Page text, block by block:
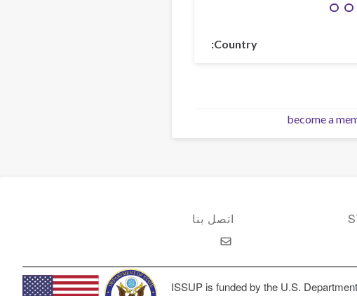
Country
become a
اتصل بنا
ISSUP is funded by the U.S.